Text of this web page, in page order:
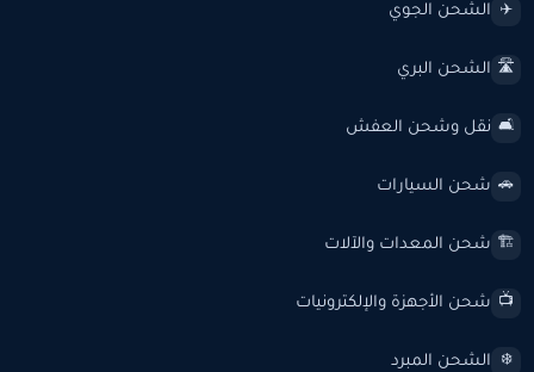
✈️ الشحن الجوي
🛣️ الشحن البري
🛋️ نقل وشحن العفش
🚗 شحن السيارات
🏗️ شحن المعدات والآلات
📺 شحن الأجهزة والإلكترونيات
❄️ الشحن المبرد